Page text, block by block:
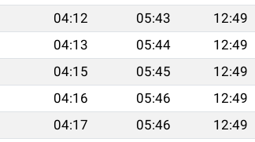
04:12 05:43 12:49
04:13 05:44 12:49
04:15 05:45 12:49
04:16 05:46 12:49
04:17 05:46 12:49